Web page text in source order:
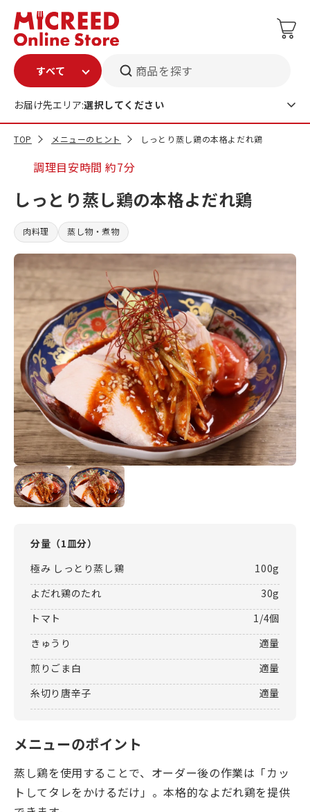
商品を探す
お届け先エリア:選択してください
TOP メニューのヒント しっとり蒸し鶏の本格よだれ鶏
調理目安時間約7分
しっとり蒸し鶏の本格よだれ鶏
肉料理 蒸し物・煮物
分量（1皿分）
極み しっとり蒸し鶏
100g
よだれ鶏のたれ
30g
トマト
1/4個
きゅうり
適量
煎りごま白
適量
糸切り唐辛子
適量
メニューのポイント
蒸し鶏を使用することで、オーダー後の作業は「カッ
トしてタレをかけるだけ」。本格的なよだれ鶏を提供